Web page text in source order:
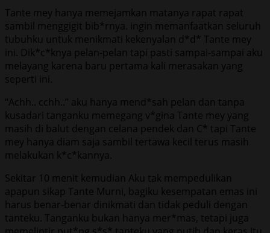
Tante mey hanya memejamkan matanya rapat rapat
sambil menggigit bib*rnya. ingin memanfaatkan seluruh
tubuhku untuk menikmati kekenyalan d*d* Tante mey
ini. Dik*c*knya pelan-pelan tapi pasti sampai-sampai aku
melayang karena baru pertama kali merasakan yang
seperti ini.
“Achh.. cchh..” aku hanya mend*sah pelan dan tanpa
kusadari tanganku memegang v*gina Tante mey yang
masih di balut dengan celana pendek dan C* tapi Tante
mey hanya diam saja sambil tertawa kecil terus masih
melakukan k*c*kannya.
Sekitar 10 menit kemudian Aku tak mempedulikan
apapun sikap Tante Murni, bagiku kesempatan emas ini
harus benar-benar dinikmati dan tidak peduli dengan
tanteku. Tanganku bukan hanya mer*mas, tetapi juga